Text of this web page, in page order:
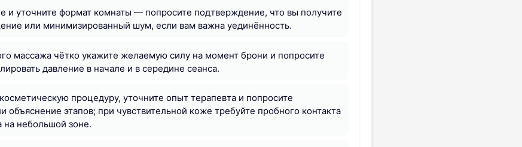
и уточните формат комнаты — попросите подтверждение, что вы получите
или минимизированный шум, если вам важна уединённость.
массажа чётко укажите желаемую силу на момент брони и попросите
давление в начале и в середине сеанса.
процедуру, уточните опыт терапевта и попросите
объяснение этапов; при чувствительной коже требуйте пробного контакта
на небольшой зоне.